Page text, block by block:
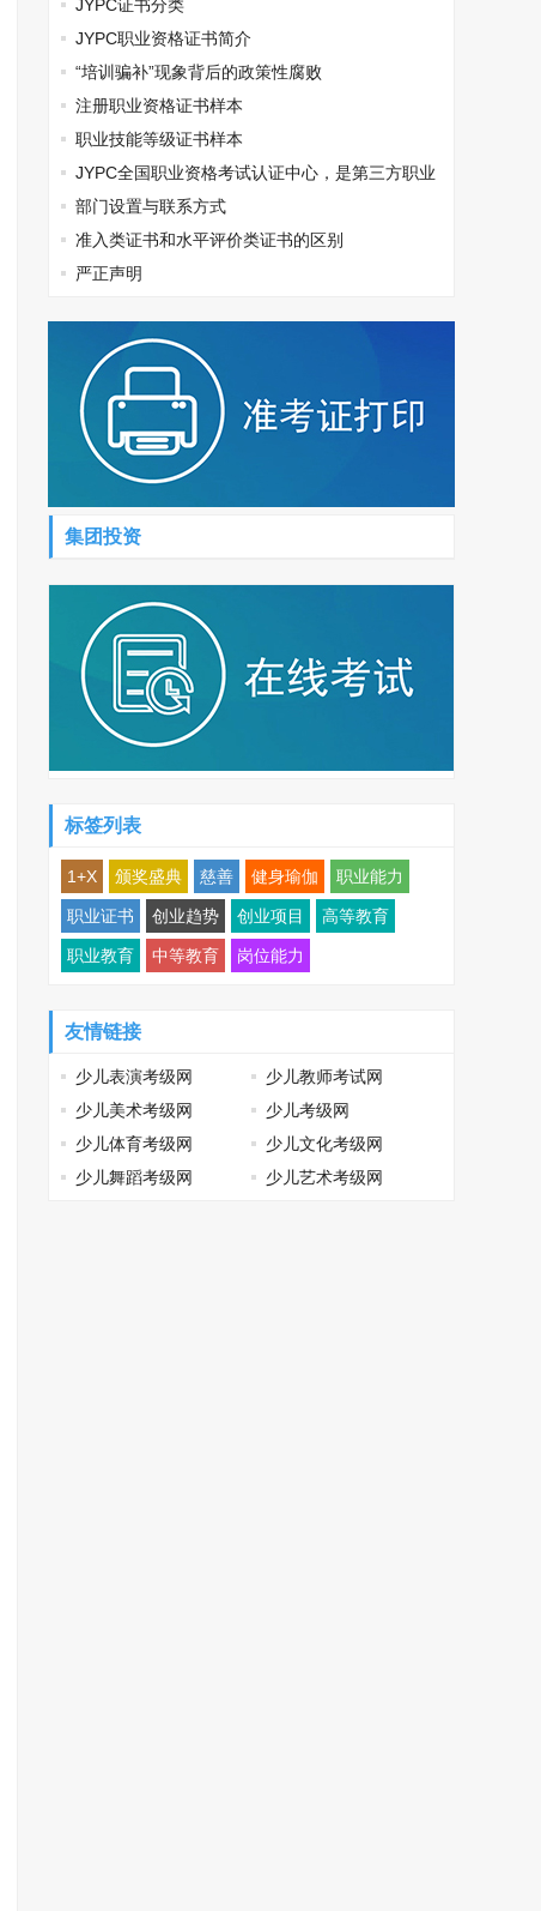
计算机工程师考试网
计算机应用工程师考试网 职业资格证书全国统一查询网
大数据分析师考试网 JYPC职业资格证书网
会计师考试网
JYPC证书分类
JYPC职业资格证书简介
“培训骗补”现象背后的政策性腐败
注册职业资格证书样本
职业技能等级证书样本
JYPC全国职业资格考试认证中心，是第三方职业
资格认证的典范
部门设置与联系方式
准入类证书和水平评价类证书的区别
严正声明
集团投资
标签列表
1+X 颁奖盛典 慈善 健身瑜伽 职业能力
职业证书 创业趋势 创业项目 高等教育
职业教育 中等教育 岗位能力
友情链接
少儿表演考级网
少儿教师考试网
少儿美术考级网
少儿考级网
少儿体育考级网
少儿文化考级网
少儿舞蹈考级网
少儿艺术考级网